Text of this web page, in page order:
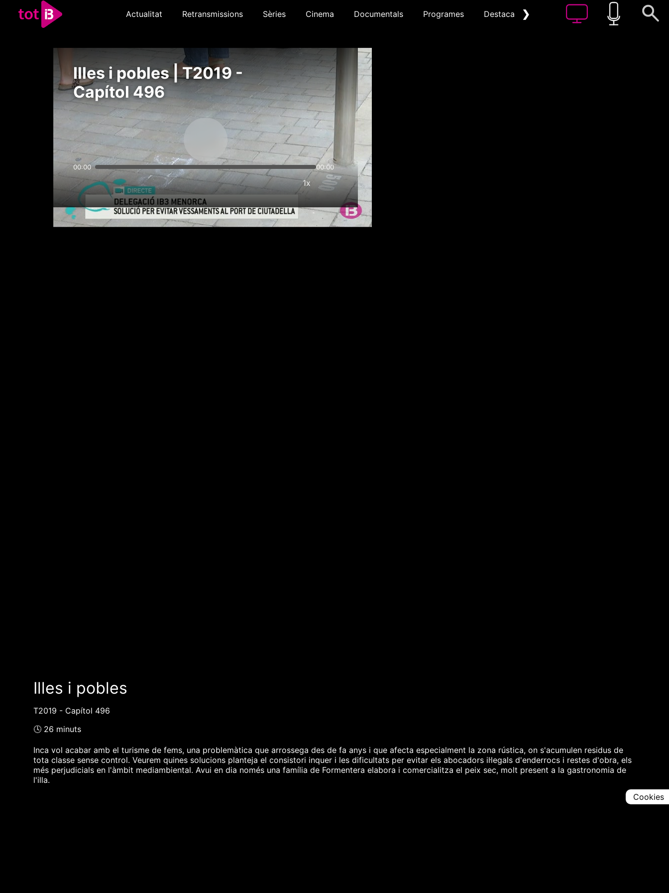
Actualitat Retransmissions Sèries Cinema Documentals Programes Destacat ❯
Illes i pobles | T2019 -
Capítol 496
00:00 00:00
1x
Illes i pobles
T2019 - Capítol 496
🕓 26 minuts
Inca vol acabar amb el turisme de fems, una problemàtica que arrossega des de fa anys i que afecta especialment la zona rústica, on s'acumulen residus de
tota classe sense control. Veurem quines solucions planteja el consistori inquer i les dificultats per evitar els abocadors il·legals d'enderrocs i restes d'obra, els
més perjudicials en l'àmbit mediambiental. Avui en dia només una família de Formentera elabora i comercialitza el peix sec, molt present a la gastronomia de
l'illa.
Cookies